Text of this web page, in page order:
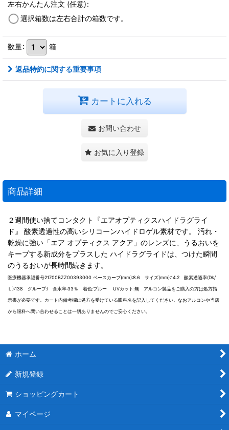
左右かんたん注文 (任意):
選択箱数は左右合計の箱数です。
数量: 箱
返品特約に関する重要事項
カートに入れる
お問い合わせ
お気に入り登録
商品詳細
２週間使い捨てコンタクト『エアオプティクスハイドラグライ
ド』 酸素透過性の高いシリコーンハイドロゲル素材です。 汚れ・
乾燥に強い「エア オプティクス アクア」のレンズに、うるおいを
キープする新成分をプラスした ハイドラグライドは、つけた瞬間
のうるおいが長時間続きます。
医療機器承認番号21700BZZ00393000 ベースカーブ(mm):8.6 サイズ(mm):14.2 酸素透過率(Dk/
Ｌ):138 グループ:I 含水率:33％ 着色:ブルー UVカット:無 アルコン製品をご購入の方は処方指
示書が必要です。カート内備考欄に処方を受けている眼科名を記入してください。なおアルコンや当店
から眼科へ問い合わせることは一切ありませんのでご安心ください。
ホーム
新規登録
ショッピングカート
マイページ